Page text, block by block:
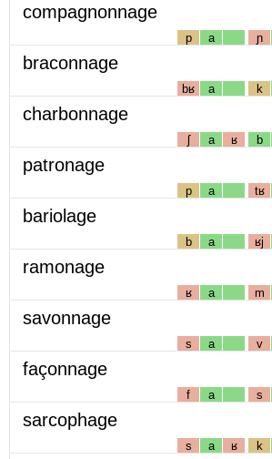
compagnonnage
p a ɲ
braconnage
bʁ a k
charbonnage
ʃ a ʁ b
patronage
p a tʁ
bariolage
b a ʁj
ramonage
ʁ a m
savonnage
s a v
façonnage
f a s
sarcophage
s a ʁ k